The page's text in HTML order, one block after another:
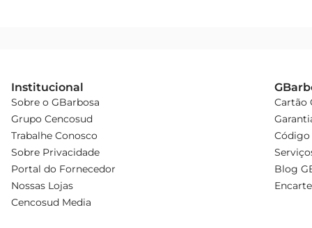
Institucional
Sobre o GBarbosa
Grupo Cencosud
Trabalhe Conosco
Sobre Privacidade
Portal do Fornecedor
Nossas Lojas
Cencosud Media
Cartão
Código
Blog